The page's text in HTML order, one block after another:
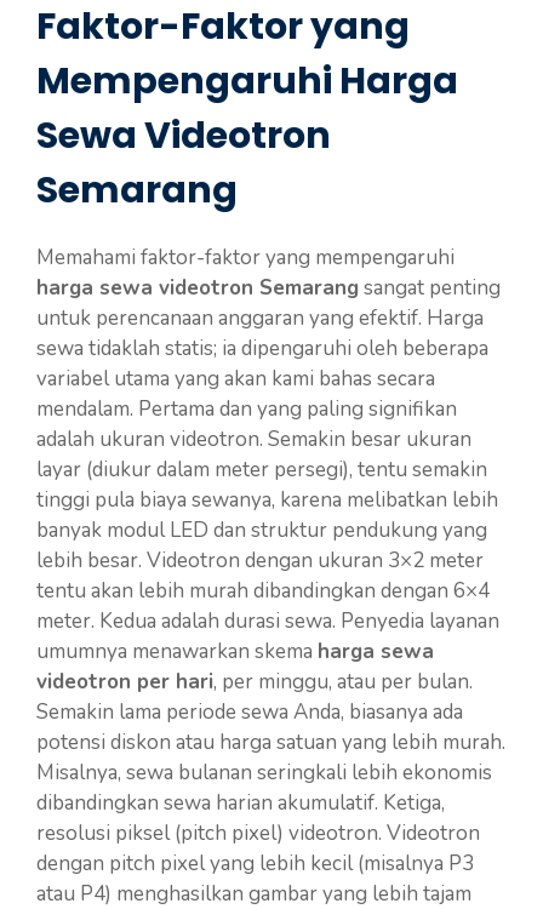
Faktor-Faktor yang
Mempengaruhi Harga
Sewa Videotron
Semarang
Memahami faktor-faktor yang mempengaruhi
harga sewa videotron Semarang sangat penting
untuk perencanaan anggaran yang efektif. Harga
sewa tidaklah statis; ia dipengaruhi oleh beberapa
variabel utama yang akan kami bahas secara
mendalam. Pertama dan yang paling signifikan
adalah ukuran videotron. Semakin besar ukuran
layar (diukur dalam meter persegi), tentu semakin
tinggi pula biaya sewanya, karena melibatkan lebih
banyak modul LED dan struktur pendukung yang
lebih besar. Videotron dengan ukuran 3×2 meter
tentu akan lebih murah dibandingkan dengan 6×4
meter. Kedua adalah durasi sewa. Penyedia layanan
umumnya menawarkan skema harga sewa
videotron per hari, per minggu, atau per bulan.
Semakin lama periode sewa Anda, biasanya ada
potensi diskon atau harga satuan yang lebih murah.
Misalnya, sewa bulanan seringkali lebih ekonomis
dibandingkan sewa harian akumulatif. Ketiga,
resolusi piksel (pitch pixel) videotron. Videotron
dengan pitch pixel yang lebih kecil (misalnya P3
atau P4) menghasilkan gambar yang lebih tajam